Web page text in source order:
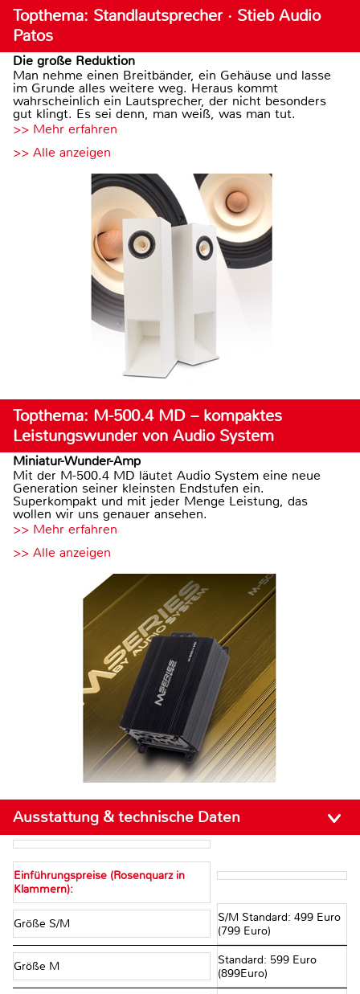
Topthema: Standlautsprecher · Stieb Audio
Patos
Die große Reduktion
Man nehme einen Breitbänder, ein Gehäuse und lasse
im Grunde alles weitere weg. Heraus kommt
wahrscheinlich ein Lautsprecher, der nicht besonders
gut klingt. Es sei denn, man weiß, was man tut.
>> Mehr erfahren
>> Alle anzeigen
Topthema: M-500.4 MD – kompaktes
Leistungswunder von Audio System
Miniatur-Wunder-Amp
Mit der M-500.4 MD läutet Audio System eine neue
Generation seiner kleinsten Endstufen ein.
Superkompakt und mit jeder Menge Leistung, das
wollen wir uns genauer ansehen.
>> Mehr erfahren
>> Alle anzeigen
Ausstattung & technische Daten
Einführungspreise (Rosenquarz in
Klammern):
Größe S/M
S/M Standard: 499 Euro
(799 Euro)
Größe M
Standard: 599 Euro
(899Euro)